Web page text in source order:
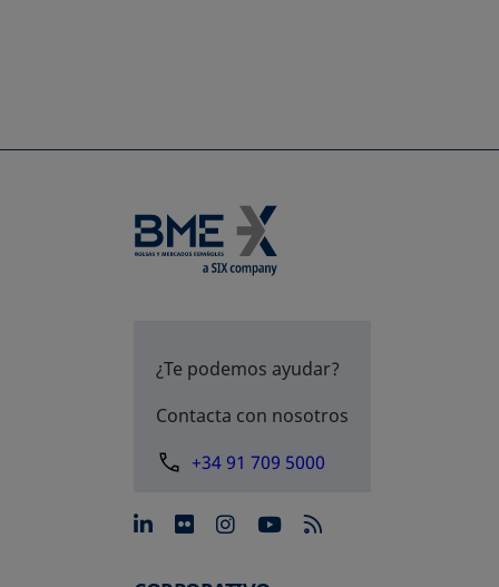
¿Te podemos ayudar?
Contacta con nosotros
+34 91 709 5000
se abre en una pestaña
se abre en una pestaña
se abre en una
se abre en una